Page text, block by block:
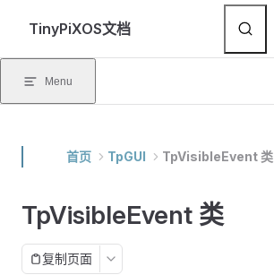
Skip to content
TinyPiXOS文档
Menu
首页 TpGUI TpVisibleEvent 类
TpVisibleEvent 类
复制页面